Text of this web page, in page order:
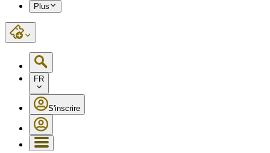
Plus
FR
S'inscrire